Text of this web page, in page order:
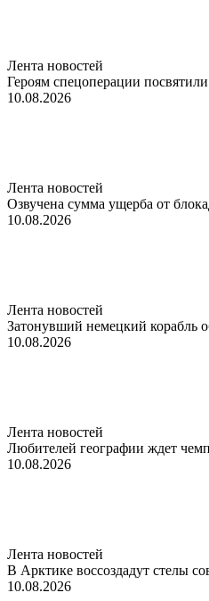
Лента новостей
Героям спецоперации
10.08.2026
Лента новостей
Озвучена сумма ущерба от
10.08.2026
Лента новостей
Затонувший немецкий корабль
10.08.2026
Лента новостей
Любителей географии ждет
10.08.2026
Лента новостей
В Арктике воссоздадут стелы
10.08.2026